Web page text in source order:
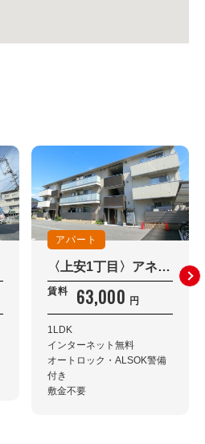
アパート
〈上安1丁目〉アネックス伍番館 303
賃料 63,000 円
1LDK
インターネット無料
オートロック・ALSOK警備
付き
敷金不要